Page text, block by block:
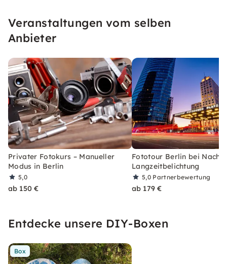
und mehr Sicherheit im Umgang mit der
eigenen Kamera zu vermitteln.
Veranstaltungen vom selben
Anbieter
Privater Fotokurs – Manueller
Modus in Berlin
5,0
ab 150 €
Fototour Berlin bei Nacht
Langzeitbelichtung
5,0 Partnerbewertung
ab 179 €
Entdecke unsere DIY-Boxen
Box